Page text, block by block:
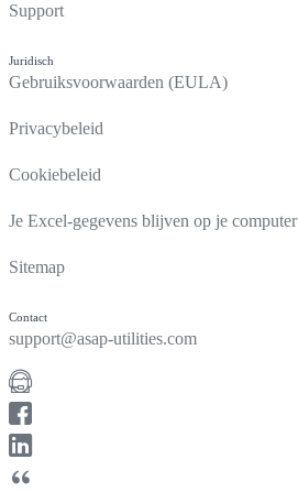
Support
Juridisch
Gebruiksvoorwaarden (EULA)
Privacybeleid
Cookiebeleid
Je Excel-gegevens blijven op je computer
Sitemap
Contact
support@asap-utilities.com